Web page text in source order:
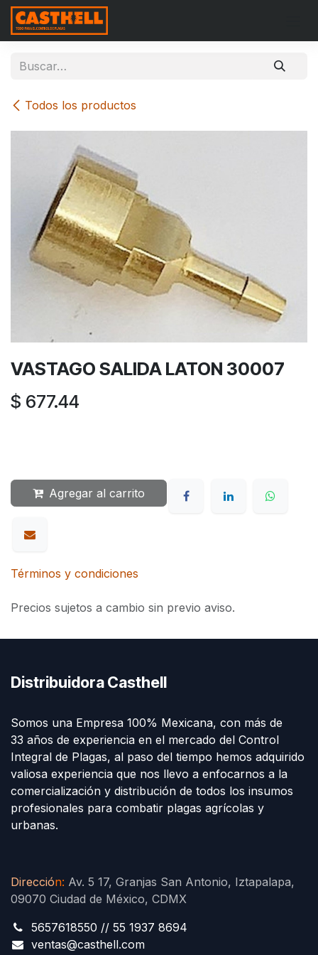
Ir al contenido
Todos los productos
VASTAGO SALIDA LATON 30007
$ 677.44
Agregar al carrito
Términos y condiciones
Precios sujetos a cambio sin previo aviso.
Distribuidora Casthell
Somos una Empresa 100% Mexicana, con más de
33 años de experiencia en el mercado del Control
Integral de Plagas, al paso del tiempo hemos adquirido
valiosa experiencia que nos llevo a enfocarnos a la
comercialización y distribución de todos los insumos
profesionales para combatir plagas agrícolas y
urbanas.
Dirección: Av. 5 17, Granjas San Antonio, Iztapalapa,
09070 Ciudad de México, CDMX
5657618550 // 55 1937 8694
ventas@casthell.com